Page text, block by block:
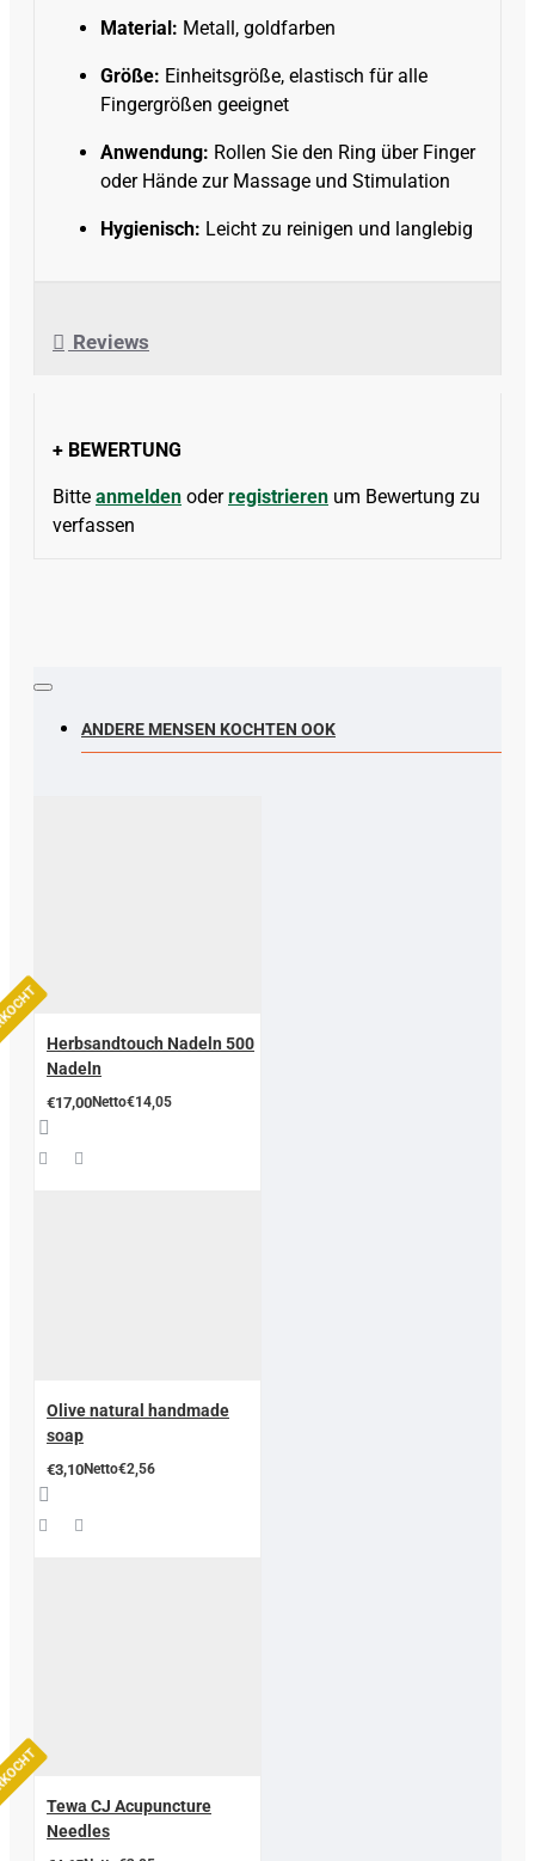
Material: Metall, goldfarben
Größe: Einheitsgröße, elastisch für alle
Fingergrößen geeignet
Anwendung: Rollen Sie den Ring über Finger
oder Hände zur Massage und Stimulation
Hygienisch: Leicht zu reinigen und langlebig
Reviews
+ BEWERTUNG
Bitte anmelden oderregistrieren um Bewertung zu
verfassen
ANDERE MENSEN KOCHTEN OOK
Herbsandtouch Nadeln 500
Nadeln
€17,00Netto€14,05
Olive natural handmade
soap
€3,10Netto€2,56
Tewa CJ Acupuncture
Needles